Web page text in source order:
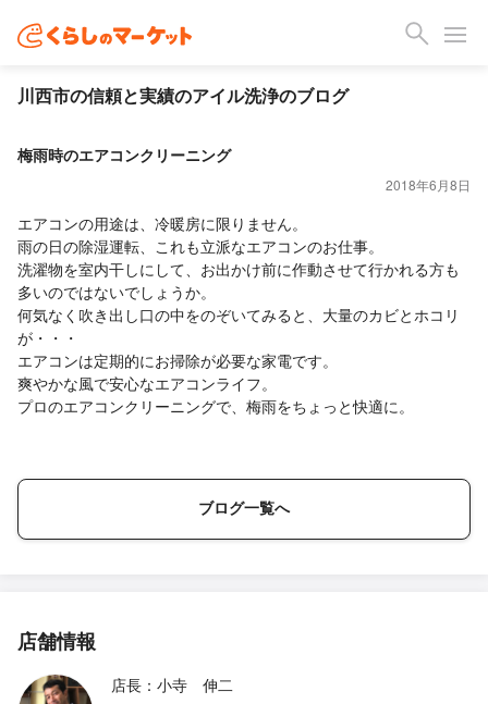
川西市の信頼と実績のアイル洗浄のブログ
梅雨時のエアコンクリーニング
2018年6月8日
エアコンの用途は、冷暖房に限りません。
雨の日の除湿運転、これも立派なエアコンのお仕事。
洗濯物を室内干しにして、お出かけ前に作動させて行かれる方も
多いのではないでしょうか。
何気なく吹き出し口の中をのぞいてみると、大量のカビとホコリ
が・・・
エアコンは定期的にお掃除が必要な家電です。
爽やかな風で安心なエアコンライフ。
プロのエアコンクリーニングで、梅雨をちょっと快適に。
ブログ一覧へ
店舗情報
店長：小寺 伸二